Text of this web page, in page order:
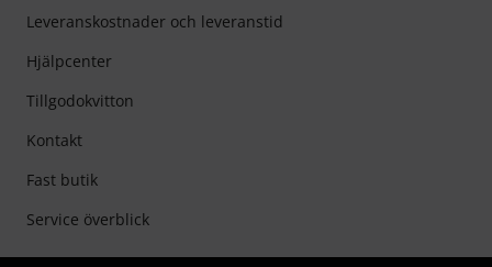
Leveranskostnader och leveranstid
Hjälpcenter
Tillgodokvitton
Kontakt
Fast butik
Service överblick